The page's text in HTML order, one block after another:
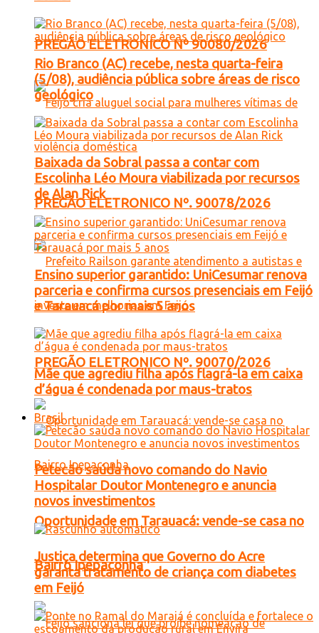
PREGÃO ELETRONICO Nº 90080/2026
PREGÃO ELETRONICO Nº. 90078/2026
PREGÃO ELETRONICO Nº. 90070/2026
Oportunidade em Tarauacá: vende-se casa no
Bairro Ipepaconha
Rio Branco (AC) recebe, nesta quarta-feira
(5/08), audiência pública sobre áreas de risco
geológico
Baixada da Sobral passa a contar com
Escolinha Léo Moura viabilizada por recursos
de Alan Rick
Ensino superior garantido: UniCesumar renova
parceria e confirma cursos presenciais em Feijó
e Tarauacá por mais 5 anos
Mãe que agrediu filha após flagrá-la em caixa
d’água é condenada por maus-tratos
Brasil
Petecão saúda novo comando do Navio
Hospitalar Doutor Montenegro e anuncia
novos investimentos
Justiça determina que Governo do Acre
garanta tratamento de criança com diabetes
em Feijó